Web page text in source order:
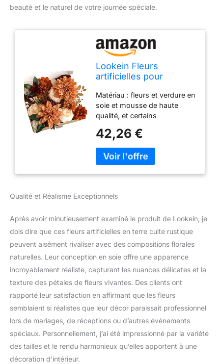
beauté et le naturel de votre journée spéciale.
Lookein Fleurs
artificielles pour
Bouquet de mariée,
centres de Table,
Guirlande de Fleurs,
Arche, décoration
d'intérieur, Terre Cuite
Rustique
Matériau : fleurs et verdure en
soie et mousse de haute
qualité, et certains
d'embellissement. Meilleure
fleur à faire soi-même :
attachée avec environ Tige
métallique flexible de 20,3 cm
de long, ces fleurs sont
arrangement floral
d'utilisations : parfait pour
votre projet de bricolage, tels
bouquets de mariage, les
boutonnières, les corsages,
les couronnes, l'allée, l'arche
ou toute autre décoration
florale pour votre mariage,
fête, fête prénuptiale ou
décoration d'intérieur. Lot
combiné spécifique : cet
ensemble de boîtes de fleurs
artificielles est combiné avec
une variété de fleurs et de
42,26 €
Qualité et Réalisme Exceptionnels
Après avoir minutieusement examiné le produit de Lookein, je
dois dire que ces fleurs artificielles en terre cuite rustique
peuvent aisément rivaliser avec des compositions florales
naturelles. Leur conception en soie offre une apparence
incroyablement réaliste, capturant les nuances délicates et la
texture des pétales de fleurs vivantes. Des clients ont
rapporté leur satisfaction en affirmant que les fleurs
semblaient si réalistes que leur décor paraissait professionnel
lors de mariages, de réceptions ou d’autres événements
spéciaux. Personnellement, j’ai été impressionné par la variété
des tailles et le rendu harmonieux qu’elles apportent à une
décoration d’intérieur.